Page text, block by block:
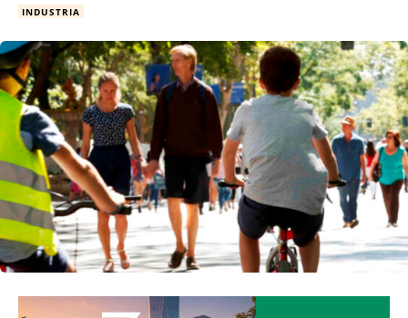
INDUSTRIA